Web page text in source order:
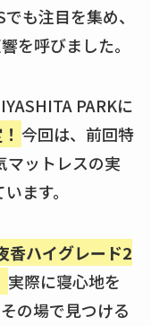
も注目を集め、
を呼びました。
PARKに
今回は、前回特
マットレスの実
ます。
香ハイグレード2
実際に寝心地を
の場で見つける